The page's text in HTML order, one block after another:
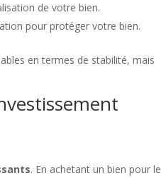
de votre bien.
pour protéger votre bien.
en termes de stabilité, mais
. En achetant un bien pour le